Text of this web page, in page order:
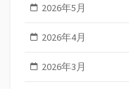
2026年5月
2026年4月
2026年3月